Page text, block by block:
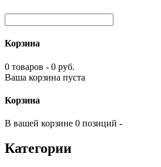
Корзина
0 товаров - 0 руб.
Ваша корзина пуста
Корзина
В вашей корзине 0 позиций -
Категории